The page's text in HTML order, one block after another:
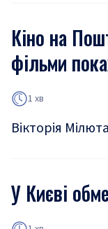
Кіно на
фільми
1 хв
Вікторія Мілюта
У Києві